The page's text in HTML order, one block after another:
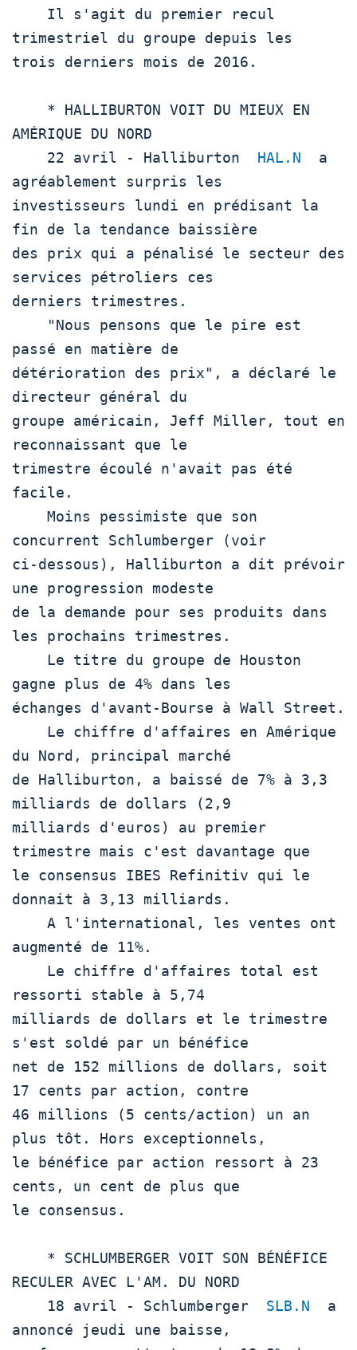
trimestriel du groupe depuis les
trois derniers mois de 2016.
AMÉRIQUE DU NORD
    22 avril - Halliburton
HAL.N
  a
agréablement surpris les
investisseurs lundi en prédisant la
fin de la tendance baissière
des prix qui a pénalisé le secteur des
services pétroliers ces
derniers trimestres.
passé en matière de
détérioration des prix", a déclaré le
directeur général du
groupe américain, Jeff Miller, tout en
reconnaissant que le
trimestre écoulé n'avait pas été
facile.
concurrent Schlumberger (voir
ci-dessous), Halliburton a dit prévoir
une progression modeste
de la demande pour ses produits dans
les prochains trimestres.
gagne plus de 4% dans les
échanges d'avant-Bourse à Wall Street.
du Nord, principal marché
de Halliburton, a baissé de 7% à 3,3
milliards de dollars (2,9
milliards d'euros) au premier
trimestre mais c'est davantage que
le consensus IBES Refinitiv qui le
donnait à 3,13 milliards.
augmenté de 11%.
ressorti stable à 5,74
milliards de dollars et le trimestre
s'est soldé par un bénéfice
net de 152 millions de dollars, soit
17 cents par action, contre
46 millions (5 cents/action) un an
plus tôt. Hors exceptionnels,
le bénéfice par action ressort à 23
cents, un cent de plus que
le consensus.
RECULER AVEC L'AM. DU NORD
    18 avril - Schlumberger
SLB.N
  a
annoncé jeudi une baisse,